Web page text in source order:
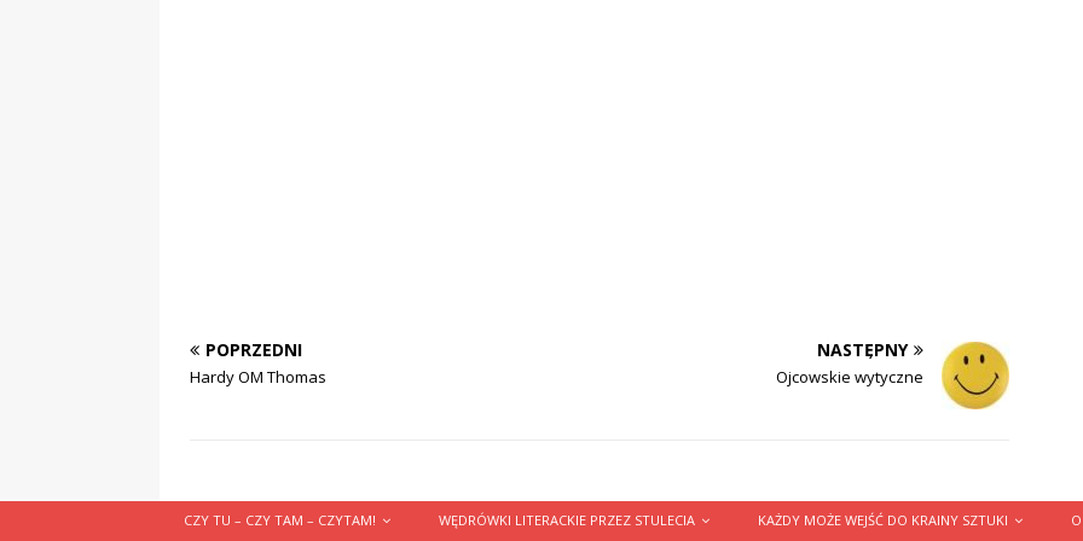
POPRZEDNI
Hardy OM Thomas
NASTĘPNY
Ojcowskie wytyczne
CZY TU – CZY TAM – CZYTAM! WĘDRÓWKI LITERACKIE PRZEZ STULECIA KAŻDY MOŻE WEJŚĆ DO KRAINY SZTUKI